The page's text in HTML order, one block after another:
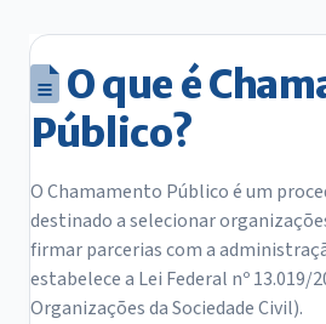
O que é
Público?
O Chamamento Público é um
destinado a selecionar
firmar parcerias com a
estabelece a Lei Federal nº
Organizações da Sociedade Civil).